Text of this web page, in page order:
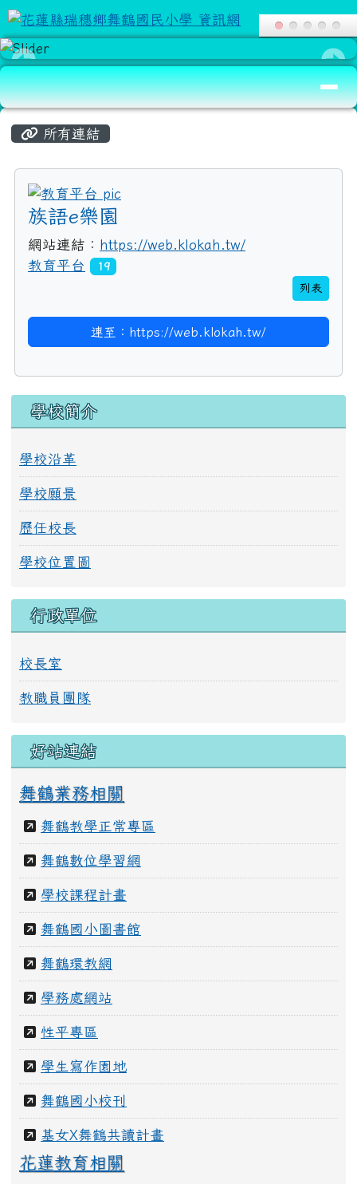
導覽列
族語e樂園
連至：https://web.klokah.tw/
學校簡介
學校沿革
學校願景
歷任校長
學校位置圖
行政單位
校長室
教職員團隊
好站連結
舞鶴業務相關
舞鶴教學正常專區
舞鶴數位學習網
學校課程計畫
舞鶴國小圖書館
舞鶴環教網
學務處網站
性平專區
學生寫作園地
舞鶴國小校刊
基女X舞鶴共讀計畫